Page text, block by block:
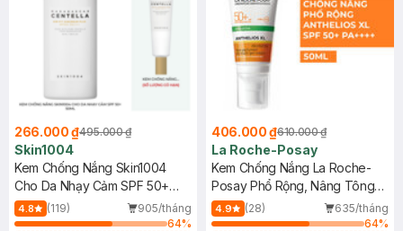
266.000 ₫495.000 ₫
Skin1004
Kem Chống Nắng Skin1004
Cho Da Nhạy Cảm SPF 50+
50ml
4.8 (119)
905/tháng
64%
406.000 ₫610.000 ₫
La Roche-Posay
Kem Chống Nắng La Roche-
Posay Phổ Rộng, Nâng Tông
Kiềm Dầu 50ml
4.9 (28)
635/tháng
64%